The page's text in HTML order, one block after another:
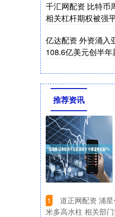
千汇网配资 比特币
相关杠杆期权被强
亿达配资 外资涌入
108.6亿美元创半年
推荐资讯
1
道正网配资 浦
米多高水柱 相关部